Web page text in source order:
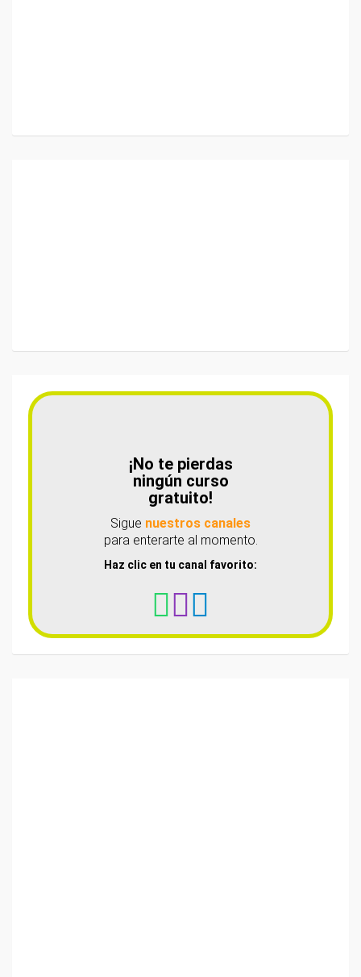
¡No te pierdas
ningún curso
gratuito!
Sigue nuestros canales
para enterarte al momento.
Haz clic en tu canal favorito: